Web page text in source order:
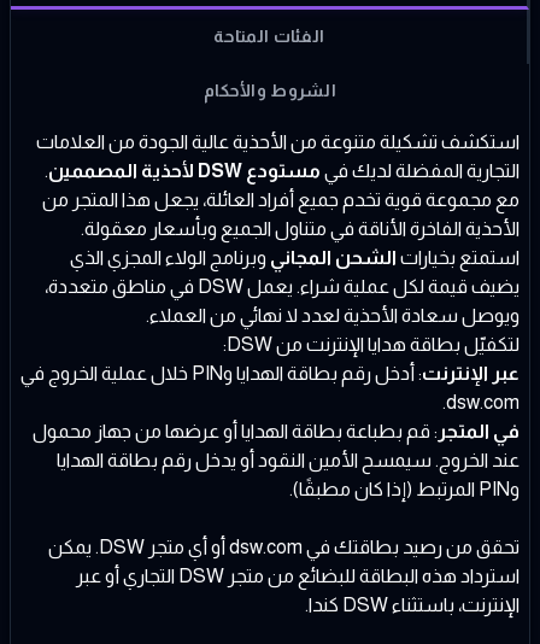
الفئات المتاحة
الشروط والأحكام
استكشف تشكيلة متنوعة من الأحذية عالية الجودة من العلامات
التجارية المفضلة لديك في مستودع DSW لأحذية المصممين
.
مع مجموعة قوية تخدم جميع أفراد العائلة، يجعل هذا المتجر من
الأحذية الفاخرة الأناقة في متناول الجميع وبأسعار معقولة.
استمتع بخيارات الشحن المجاني وبرنامج الولاء المجزي الذي
يضيف قيمة لكل عملية شراء. يعمل DSW في مناطق متعددة،
ويوصل سعادة الأحذية لعدد لا نهائي من العملاء.
لتكفيّل بطاقة هدايا الإنترنت من DSW:
عبر الإنترنت
: أدخل رقم بطاقة الهدايا وPIN خلال عملية الخروج في
dsw.com.
في المتجر : قم بطباعة بطاقة الهدايا أو عرضها من جهاز محمول
عند الخروج. سيمسح الأمين النقود أو يدخل رقم بطاقة الهدايا
وPIN المرتبط (إذا كان مطبقًا).
تحقق من رصيد بطاقتك في dsw.com أو أي متجر DSW. يمكن
استرداد هذه البطاقة للبضائع من متجر DSW التجاري أو عبر
الإنترنت، باستثناء DSW كندا.